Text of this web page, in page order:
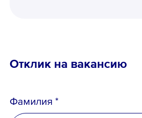
Отклик на вакансию
Фамилия *